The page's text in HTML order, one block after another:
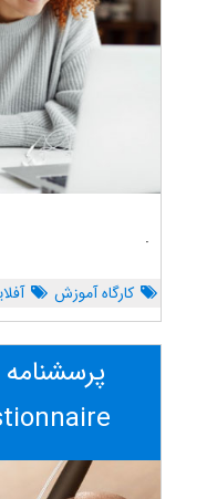
.
کارگاه آموزش